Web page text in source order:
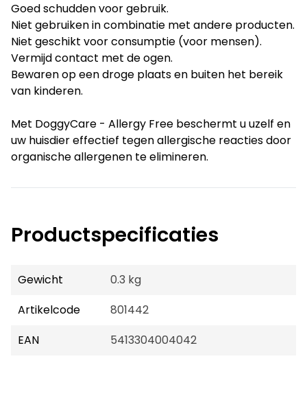
Goed schudden voor gebruik.
Niet gebruiken in combinatie met andere producten.
Niet geschikt voor consumptie (voor mensen).
Vermijd contact met de ogen.
Bewaren op een droge plaats en buiten het bereik
van kinderen.
Met DoggyCare - Allergy Free beschermt u uzelf en
uw huisdier effectief tegen allergische reacties door
organische allergenen te elimineren.
Productspecificaties
Gewicht
0.3 kg
Artikelcode
801442
EAN
5413304004042